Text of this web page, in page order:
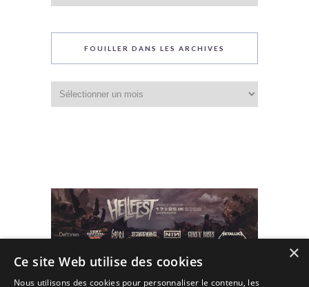
blog
FOUILLER DANS LES ARCHIVES
dans
les
×
Ce site Web utilise des cookies
Nous utilisons des cookies pour personnaliser le contenu, les